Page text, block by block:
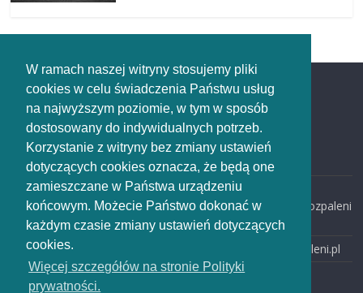
W ramach naszej witryny stosujemy pliki
cookies w celu świadczenia Państwu usług
na najwyższym poziomie, w tym w sposób
dostosowany do indywidualnych potrzeb.
Korzystanie z witryny bez zmiany ustawień
dotyczących cookies oznacza, że będą one
zamieszczane w Państwa urządzeniu
końcowym. Możecie Państwo dokonać w
każdym czasie zmiany ustawień dotyczących
cookies.
Więcej szczegółów na stronie Polityki
prywatności.
Redakcja
Redakcja
rozpaleni.pl
redakcja@rozpaleni
.pl
www: rozpaleni.pl